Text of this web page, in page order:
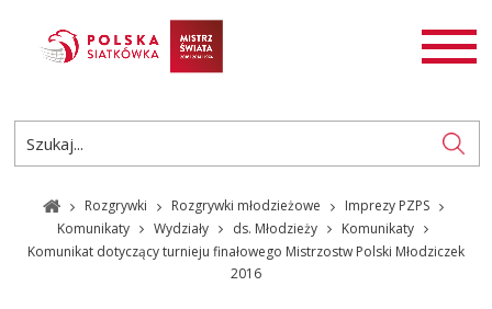
AKTUALNOŚCI
ROZGRYWKI
PL
EN
Rozgrywki Rozgrywki młodzieżowe
Imprezy PZPS
Komunikaty
Wydziały ds. Młodzieży
Komunikaty
Komunikat dotyczący turnieju finałowego Mistrzostw Polski Młodziczek
2016